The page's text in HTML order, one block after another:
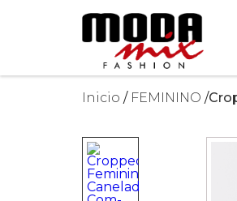
Inicio FEMININO